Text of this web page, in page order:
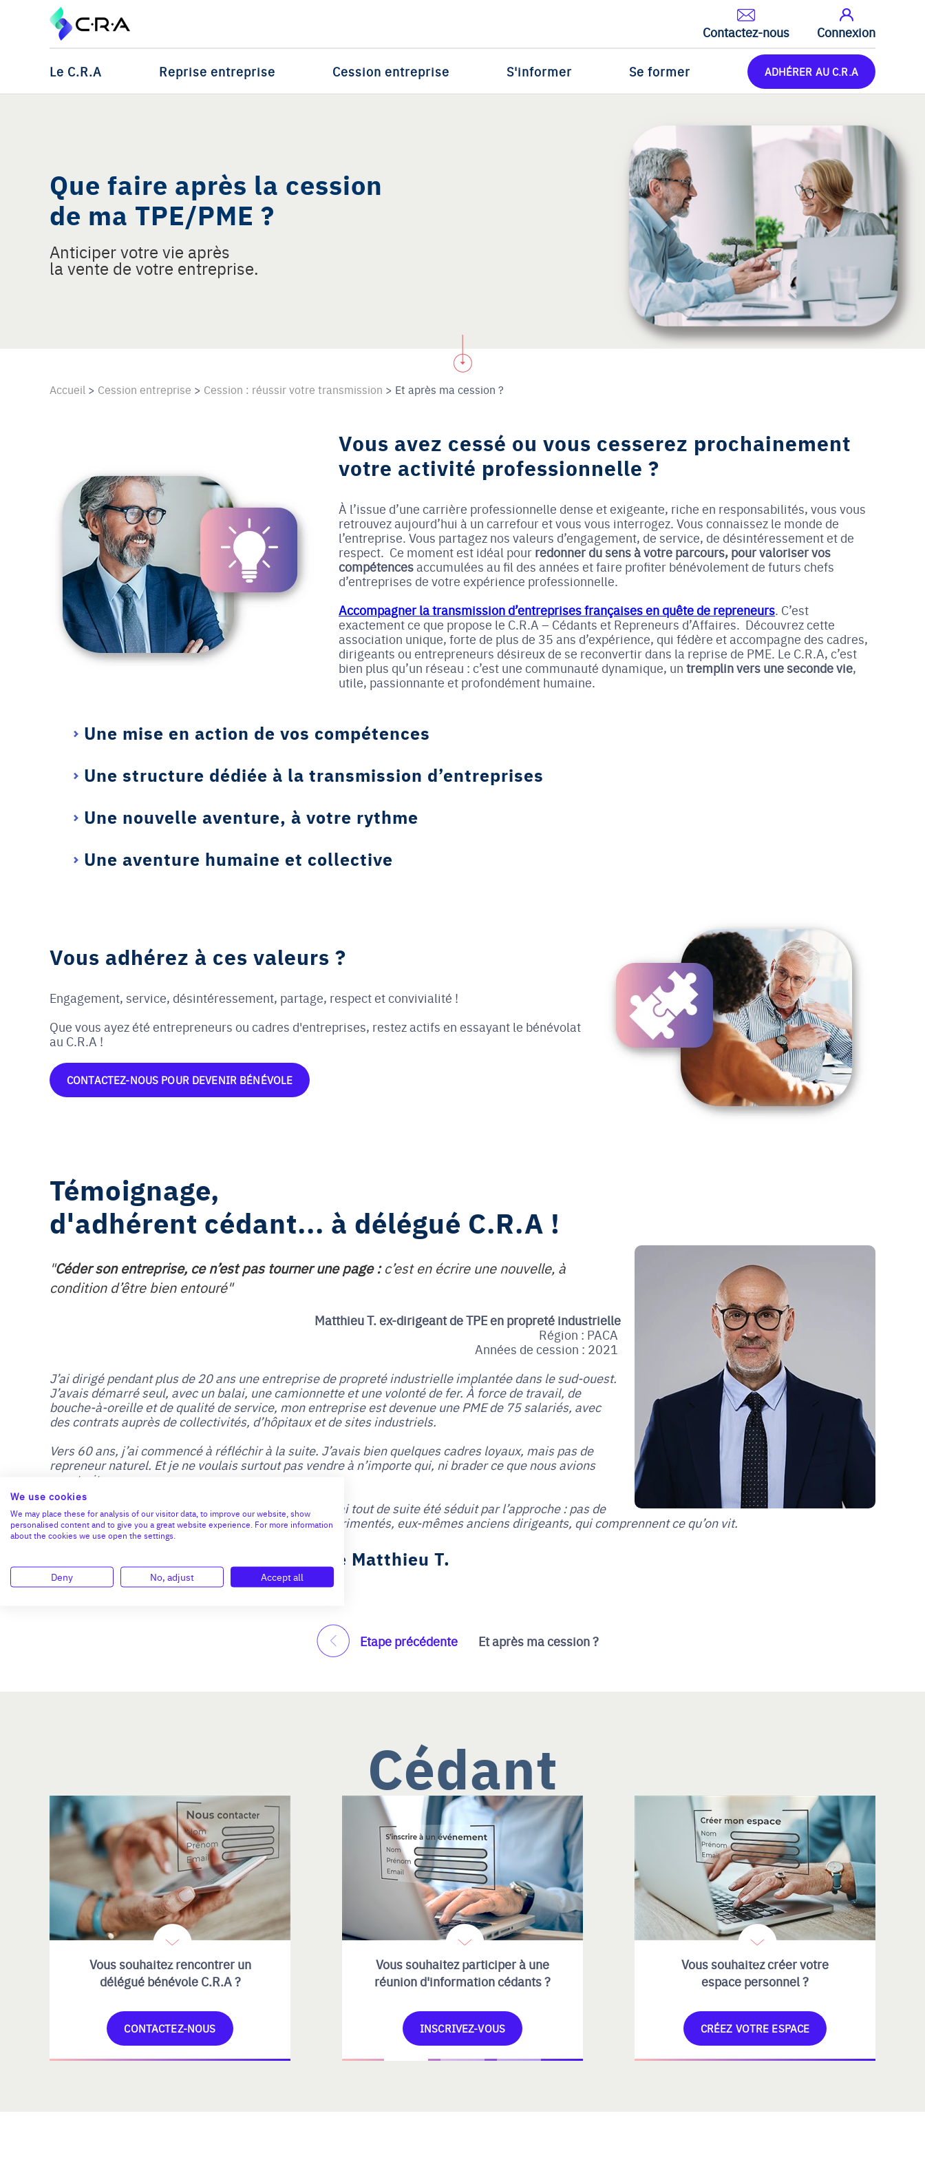
Contactez-nous Connexion
Le C.R.A Reprise entreprise Cession entreprise S'informer Se former ADHÉRER AU C.R.A
Que faire après la cession
de ma TPE/PME ?
Anticiper votre vie après
la vente de votre entreprise.
Accueil > Cession entreprise > Cession : réussir votre transmission > Et après ma cession ?
Vous avez cessé ou vous cesserez prochainement
votre activité professionnelle ?
À l’issue d’une carrière professionnelle dense et exigeante, riche en responsabilités, vous vous
retrouvez aujourd’hui à un carrefour et vous vous interrogez. Vous connaissez le monde de
l’entreprise. Vous partagez nos valeurs d’engagement, de service, de désintéressement et de
respect. Ce moment est idéal pour redonner du sens à votre parcours, pour valoriser vos
compétencesaccumulées au fil des années et faire profiter bénévolement de futurs chefs
d’entreprises de votre expérience professionnelle.
Accompagner la transmission d’entreprises françaises en quête de repreneurs. C’est
exactement ce que propose le C.R.A – Cédants et Repreneurs d’Affaires. Découvrez cette
association unique, forte de plus de 35 ans d’expérience, qui fédère et accompagne des cadres,
dirigeants ou entrepreneurs désireux de se reconvertir dans la reprise de PME. Le C.R.A, c’est
bien plus qu’un réseau : c’est une communauté dynamique, un tremplin vers une seconde vie,
utile, passionnante et profondément humaine.
Une mise en action de vos compétences
Une structure dédiée à la transmission d’entreprises
Une nouvelle aventure, à votre rythme
Une aventure humaine et collective
Vous adhérez à ces valeurs ?
Engagement, service, désintéressement, partage, respect et convivialité !
Que vous ayez été entrepreneurs ou cadres d'entreprises, restez actifs en essayant le bénévolat
au C.R.A !
CONTACTEZ-NOUS POUR DEVENIR BÉNÉVOLE
Témoignage,
d'adhérent cédant... à délégué C.R.A !
"Céder son entreprise, ce n’est pas tourner une page :c’est en écrire une nouvelle, à
condition d’être bien entouré"
Matthieu T. ex-dirigeant de TPE en propreté industrielle
Région : PACA
Années de cession : 2021
J’ai dirigé pendant plus de 20 ans une entreprise de propreté industrielle implantée dans le sud-ouest.
J’avais démarré seul, avec un balai, une camionnette et une volonté de fer. À force de travail, de
bouche-à-oreille et de qualité de service, mon entreprise est devenue une PME de 75 salariés, avec
des contrats auprès de collectivités, d’hôpitaux et de sites industriels.
Vers 60 ans, j’ai commencé à réfléchir à la suite. J’avais bien quelques cadres loyaux, mais pas de
repreneur naturel. Et je ne voulais surtout pas vendre à n’importe qui, ni brader ce que nous avions
construit.
J’ai découvert le C.R.A grâce à un webinaire local. J’ai tout de suite été séduit par l’approche : pas de
plateforme impersonnelle, mais des bénévoles expérimentés, eux-mêmes anciens dirigeants, qui comprennent ce qu’on vit.
Lire la suite du témoignage de Matthieu T.
Etape précédente Et après ma cession ?
Cédant
Vous souhaitez rencontrer un
délégué bénévole C.R.A ?
CONTACTEZ-NOUS
Vous souhaitez participer à une
réunion d'information cédants ?
INSCRIVEZ-VOUS
Vous souhaitez créer votre
espace personnel ?
CRÉEZ VOTRE ESPACE
We use cookies
We may place these for analysis of our visitor data, to improve our website, show
personalised content and to give you a great website experience. For more information
about the cookies we use open the settings.
Deny No, adjust Accept all